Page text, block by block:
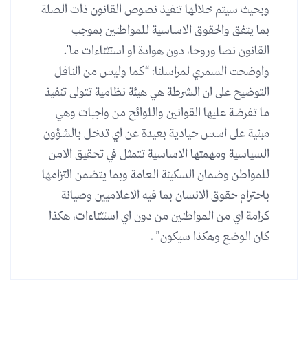
وبحيث سيتم خلالها تنفيذ نصوص القانون ذات الصلة
بما يتفق والحقوق الاساسية للمواطنين بموجب
القانون نصا وروحا، دون هوادة او استثناءات ما”.
واوضحت السمري لمراسلنا: “كما وليس من النافل
التوضيح على ان الشرطة هي هيئة نظامية تتولى تنفيذ
ما تفرضة عليها القوانين واللوائح من واجبات وهي
مبنية على اسس حيادية بعيدة عن اي تدخل بالشؤون
السياسية ومهمتها الاساسية تتمثل في تحقيق الامن
للمواطن وضمان السكينة العامة وبما يتضمن التزامها
باحترام حقوق الانسان بما فيه الاعلاميين وصيانة
كرامة اي من المواطنين من دون اي استثناءات، هكذا
كان الوضع وهكذا سيكون” .